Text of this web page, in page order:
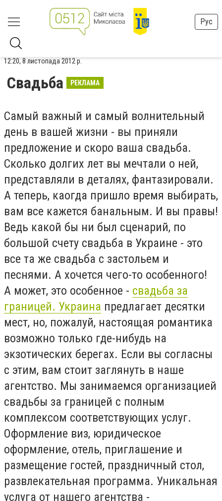
Рус
12:20, 8 листопада 2012 р.
Свадьба РЕКЛАМА
Самый важный и самый волнительный
день в вашей жизни - вы приняли
предложение и скоро ваша свадьба.
Сколько долгих лет вы мечтали о ней,
представляли в деталях, фантазировали.
А теперь, каогда пришло время выбирать,
вам все кажется банальным. И вы правы!
Ведь какой бы ни был сценарий, по
большой счету свадьба в Украине - это
все та же свадьба с застольем и
песнями. А хочется чего-то особенного!
А может, это особенное - свадьба за
границей. Украина предлагает десятки
мест, но, пожалуй, настоящая романтика
возможно только где-нибудь на
экзотических берегах. Если вы согласны
с этим, вам стоит заглянуть в наше
агентство. Мы занимаемся организацией
свадьбы за границей с полным
комплексом соответствующих услуг.
Оформление виз, юридическое
оформление, отель, приглашение и
размещение гостей, праздничный стол,
развлекательная программа. Уникальная
услуга от нашего агентства -